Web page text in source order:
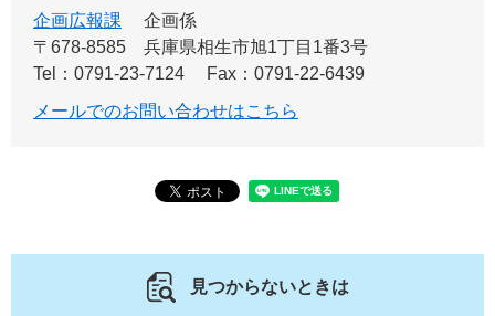
企画広報課
企画係
〒678-8585
兵庫県相生市旭1丁目1番3号
Tel：0791-23-7124
Fax：0791-22-6439
メールでのお問い合わせはこちら
見つからないときは